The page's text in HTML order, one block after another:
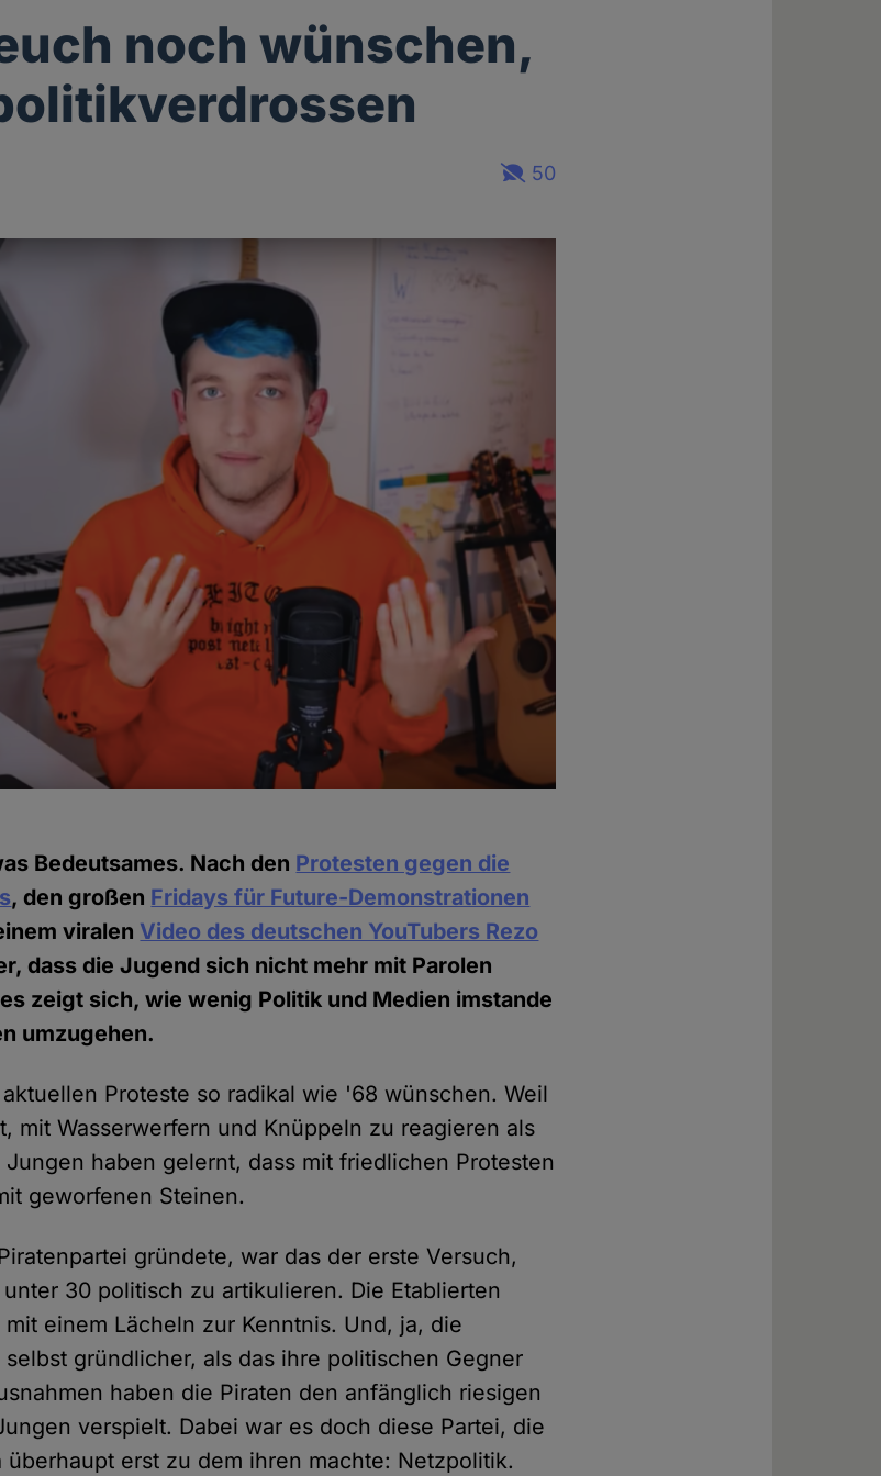
noch wünschen,
50
Bedeutsames. Nach den Protesten gegen die
, den großen Fridays für Future-Demonstrationen
viralen Video des deutschen YouTubers Rezo
dass die Jugend sich nicht mehr mit Parolen
zeigt sich, wie wenig Politik und Medien imstande
umzugehen.
Proteste so radikal wie '68 wünschen. Weil
mit Wasserwerfern und Knüppeln zu reagieren als
haben gelernt, dass mit friedlichen Protesten
geworfenen Steinen.
gründete, war das der erste Versuch,
30 politisch zu artikulieren. Die Etablierten
einem Lächeln zur Kenntnis. Und, ja, die
gründlicher, als das ihre politischen Gegner
haben die Piraten den anfänglich riesigen
verspielt. Dabei war es doch diese Partei, die
erst zu dem ihren machte: Netzpolitik.